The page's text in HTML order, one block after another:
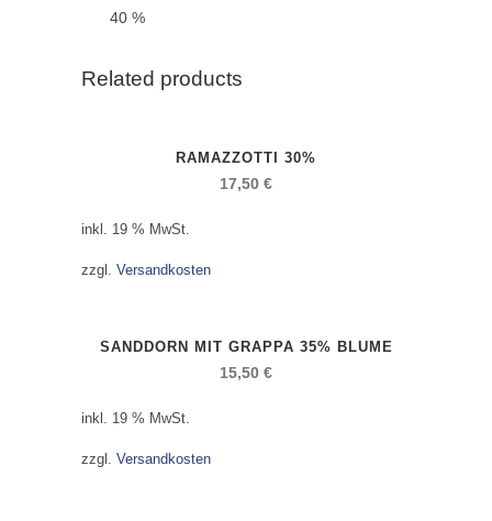
40 %
Related products
RAMAZZOTTI 30%
17,50 €
inkl. 19 % MwSt.
zzgl. Versandkosten
SANDDORN MIT GRAPPA 35% BLUME
15,50 €
inkl. 19 % MwSt.
zzgl. Versandkosten